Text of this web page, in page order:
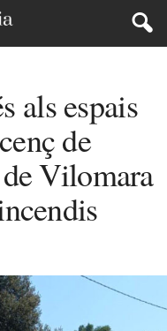
als espais
de
Vilomara